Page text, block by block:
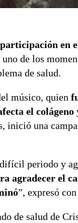
en
de los
de salud.
músico, quien
el
inició una
periodo y
agradecer el
”, expresó
de salud de